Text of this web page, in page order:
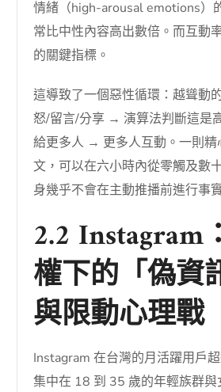
情緒（high-arousal emotions）
常比中性內容高出數倍。而互動
的關鍵指標。
這導致了一個惡性循環：越聳動
怒/留言/分享 → 演算法判斷這是
給更多人 → 更多人互動。一則精
文，可以在六小時內從零觸及數
身幾乎不會在主動推播前進行事
2.2 Instagram
權下的「偽資
與限動心理戰
Instagram 在台灣的月活躍用戶
集中在 18 到 35 歲的年輕族群